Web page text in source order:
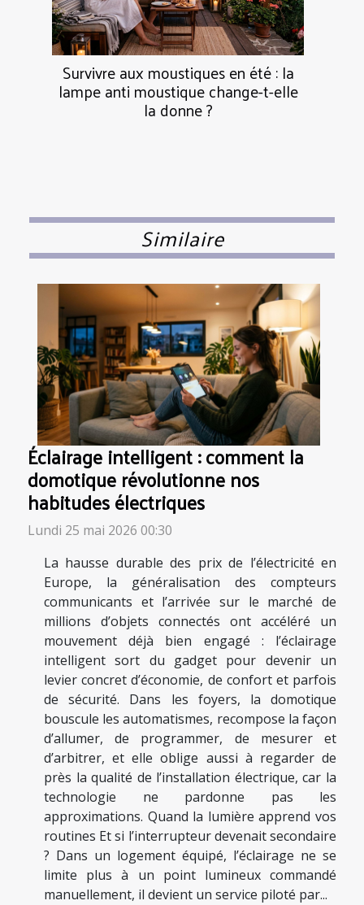
Survivre aux moustiques en été : la
lampe anti moustique change-t-elle
la donne ?
Similaire
Éclairage intelligent : comment la
domotique révolutionne nos
habitudes électriques
Lundi 25 mai 2026 00:30
La hausse durable des prix de l’électricité en
Europe, la généralisation des compteurs
communicants et l’arrivée sur le marché de
millions d’objets connectés ont accéléré un
mouvement déjà bien engagé : l’éclairage
intelligent sort du gadget pour devenir un
levier concret d’économie, de confort et parfois
de sécurité. Dans les foyers, la domotique
bouscule les automatismes, recompose la façon
d’allumer, de programmer, de mesurer et
d’arbitrer, et elle oblige aussi à regarder de
près la qualité de l’installation électrique, car la
technologie ne pardonne pas les
approximations. Quand la lumière apprend vos
routines Et si l’interrupteur devenait secondaire
? Dans un logement équipé, l’éclairage ne se
limite plus à un point lumineux commandé
manuellement, il devient un service piloté par...